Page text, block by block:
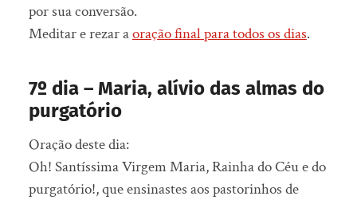
por sua conversão.
Meditar e rezar aoração final para todos os dias.
7º dia – Maria, alívio das almas do
purgatório
Oração deste dia:
Oh! Santíssima Virgem Maria, Rainha do Céu e do
purgatório!, que ensinastes aos pastorinhos de